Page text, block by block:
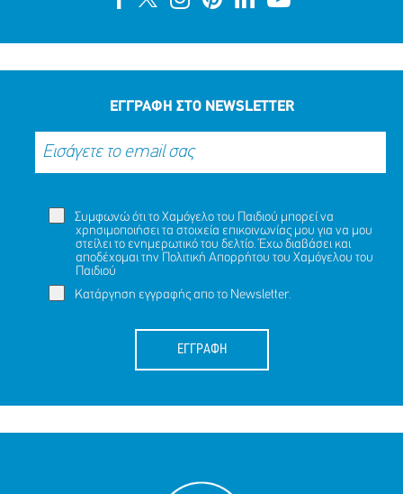
ΕΓΓΡΑΦΗ ΣΤΟ NEWSLETTER
Συμφωνώ ότι το Χαμόγελο του Παιδιού μπορεί να
χρησιμοποιήσει τα στοιχεία επικοινωνίας μου για να μου
στείλει το ενημερωτικό του δελτίο. Έχω διαβάσει και
αποδέχομαι την Πολιτική Απορρήτου του Χαμόγελου του
Παιδιού
Κατάργηση εγγραφής απο το Newsletter.
ΕΓΓΡΑΦΗ